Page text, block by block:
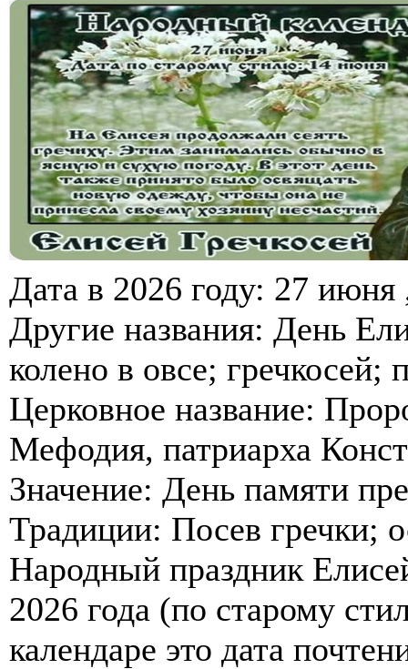
Дата в 2026 году: 27 июня
Другие названия: День
колено в овсе; гречкосей;
Церковное название:
Мефодия, патриарха
Значение: День памяти
Традиции: Посев гречки;
Народный праздник
2026 года (по старому
календаре это дата